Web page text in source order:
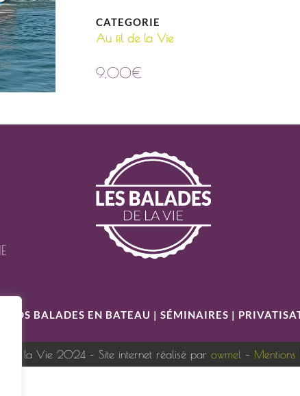
CATEGORIE
Au fil de la Vie
9,00€
NOS BALADES EN BATEAU | SÉMINAIRES |
de la Vie 2024 – Site internet réalisé par owmel – Mentions